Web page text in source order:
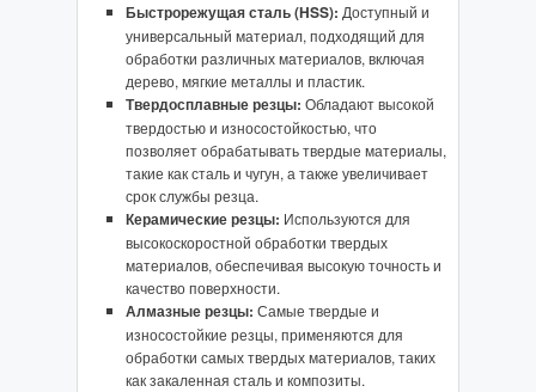
Быстрорежущая сталь (HSS): Доступный и
универсальный материал, подходящий для
обработки различных материалов, включая
дерево, мягкие металлы и пластик.
Твердосплавные резцы: Обладают высокой
твердостью и износостойкостью, что
позволяет обрабатывать твердые материалы,
такие как сталь и чугун, а также увеличивает
срок службы резца.
Керамические резцы: Используются для
высокоскоростной обработки твердых
материалов, обеспечивая высокую точность и
качество поверхности.
Алмазные резцы: Самые твердые и
износостойкие резцы, применяются для
обработки самых твердых материалов, таких
как закаленная сталь и композиты.